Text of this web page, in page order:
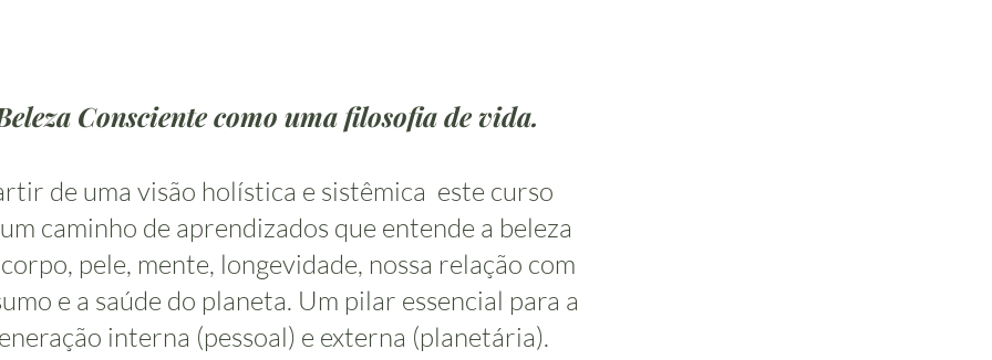
Consciente como uma filosofia de vida.
de uma visão holística e sistêmica este curso
caminho de aprendizados que entende a beleza
pele, mente, longevidade, nossa relação com
e a saúde do planeta. Um pilar essencial para a
interna (pessoal) e externa (planetária).